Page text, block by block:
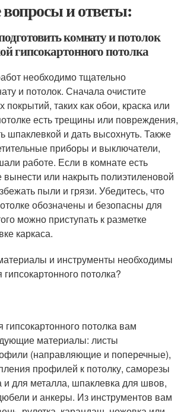
и ответы:
комнату и потолок
гипсокартонного потолка
необходимо тщательно
и потолок. Сначала очистите
покрытий, таких как обои, краска или
есть трещины или повреждения,
шпаклевкой и дать высохнуть. Также
приборы и выключатели,
работе. Если в комнате есть
или накрыть полиэтиленовой
пыли и грязи. Убедитесь, что
обозначены и безопасны для
можно приступать к разметке
каркаса.
и инструменты необходимы
потолка?
гипсокартонного потолка вам
материалы: листы
(направляющие и поперечные),
профилей к потолку, саморезы
и для металла, шпаклевка для швов,
и анкеры. Из инструментов вам